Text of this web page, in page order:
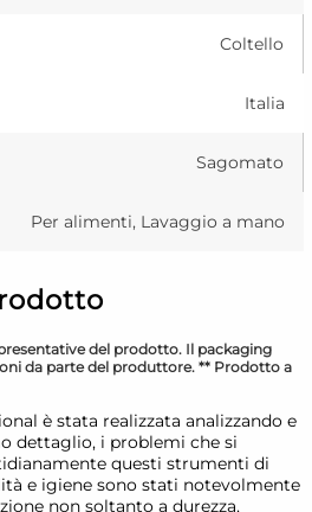
Coltello
Italia
Sagomato
Per alimenti, Lavaggio a mano
del prodotto. Il packaging
da parte del produttore. ** Prodotto a
è stata realizzata analizzando e
dettaglio, i problemi che si
questi strumenti di
e igiene sono stati notevolmente
non soltanto a durezza,